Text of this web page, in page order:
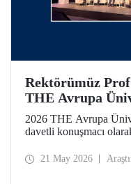
Rektörümüz
THE Avrupa
2026 THE Avrupa
davetli konuşmacı
katıldığı toplantıda
21 May 2026